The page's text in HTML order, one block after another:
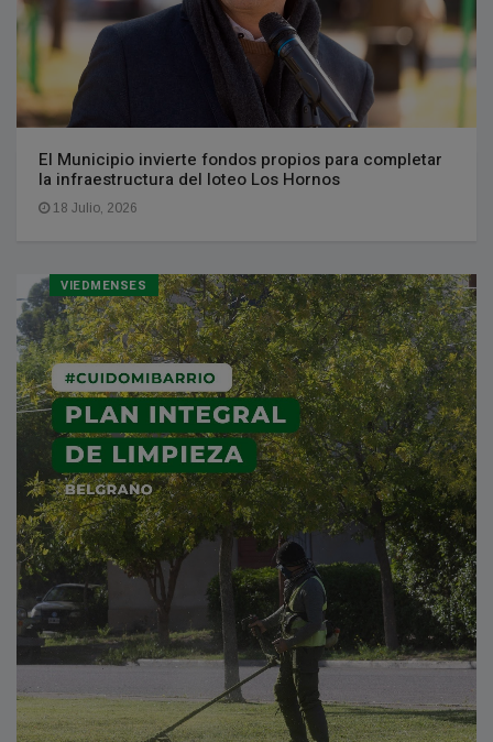
El Municipio invierte fondos propios para completar
la infraestructura del loteo Los Hornos
18 Julio, 2026
VIEDMENSES